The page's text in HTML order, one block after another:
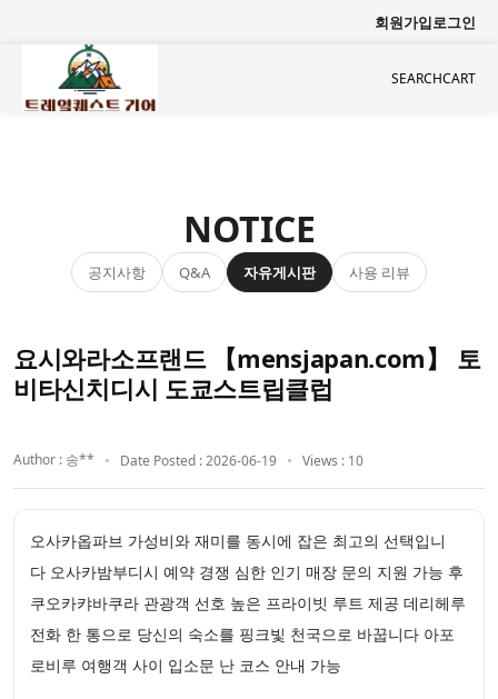
회원가입로그인
SEARCHCART
NOTICE
공지사항 Q&A 자유게시판 사용 리뷰
요시와라소프랜드 【mensjapan.com】 토
비타신치디시 도쿄스트립클럽
Author : 송** Date Posted : 2026-06-19 Views : 10
오사카옵파브 가성비와 재미를 동시에 잡은 최고의 선택입니
다 오사카밤부디시 예약 경쟁 심한 인기 매장 문의 지원 가능 후
쿠오카캬바쿠라 관광객 선호 높은 프라이빗 루트 제공 데리헤루
전화 한 통으로 당신의 숙소를 핑크빛 천국으로 바꿉니다 아포
로비루 여행객 사이 입소문 난 코스 안내 가능